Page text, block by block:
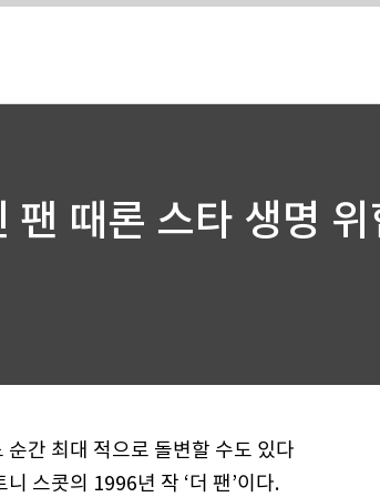
팬 때론 스타 생명
순간 최대 적으로 돌변할 수도 있다
스콧의 1996년 작 ‘더 팬’이다.